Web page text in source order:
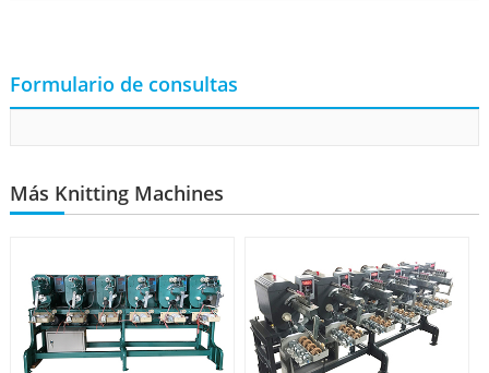
Formulario de consultas
Más Knitting Machines